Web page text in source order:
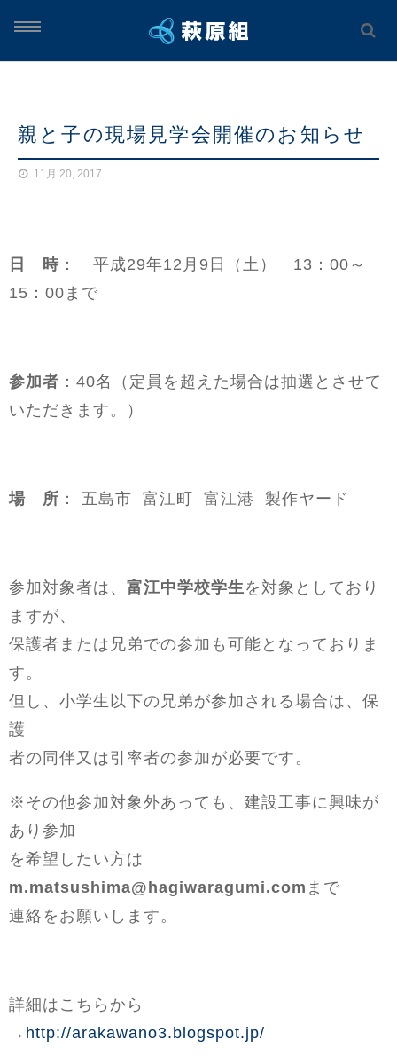
内
上工事
内
合せ
親と子の現場見学会開催のお知らせ
11月 20, 2017
日 時 ： 平成29年12月9日（土） 13：00～
15：00まで
参加者 ：40名（定員を超えた場合は抽選とさせて
いただきます。）
場 所 ： 五島市 富江町 富江港 製作ヤード
参加対象者は、 富江中学校学生を対象としており
ますが、
保護者または兄弟での参加も可能となっておりま
す。
但し、小学生以下の兄弟が参加される場合は、保
護
者の同伴又は引率者の参加が必要です。
※その他参加対象外あっても、建設工事に興味が
あり参加
を希望したい方は
m.matsushima@hagiwaragumi.com まで
連絡をお願いします。
詳細はこちらから
→ http://arakawano3.blogspot.jp/